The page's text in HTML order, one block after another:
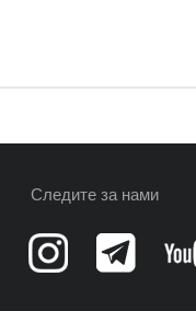
Следите за нами